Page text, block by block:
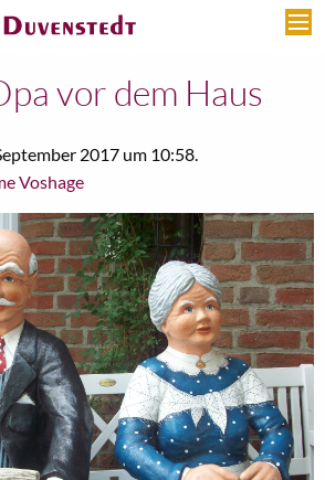
vor dem Haus
2017 um 10:58.
Voshage